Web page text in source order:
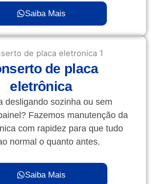
Saiba Mais
de placa
eletrônica
desligando sozinha ou sem
Fazemos manutenção da
com rapidez para que tudo
normal o quanto antes.
Saiba Mais